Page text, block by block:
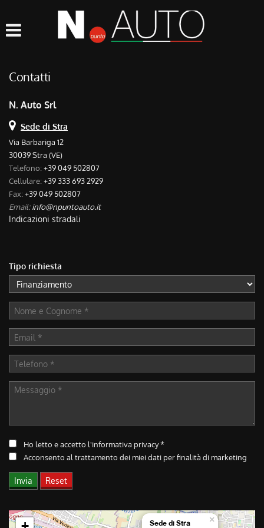
ASSISTENZA
CONTATTI
Contatti
N. Auto Srl
Sede di Stra
Via Barbariga 12
30039 Stra (VE)
Telefono:+39 049 502807
Cellulare:+39 333 693 2929
Fax:+39 049 502807
Email:info@npuntoauto.it
Indicazioni stradali
Tipo richiesta
Ho letto e accetto l'informativa privacy*
Acconsento al trattamento dei miei dati per finalità di marketing
Sede di Stra ×
tue
seguente
ti
consente
di
esprimere
le
tue
preferenze
di
consenso
tracciamento
che
adottiamo
per
offrire
le
funzionalità
svolgere
le
attività
ottenere
maggiori
sull'utilità
e
funzionamento